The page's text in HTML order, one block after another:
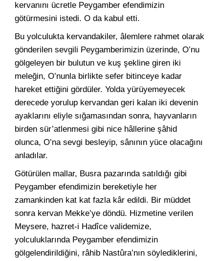
kervanını ücretle Peygamber efendimizin
götürmesini istedi. O da kabul etti.
Bu yolculukta kervandakiler, âlemlere rahmet olarak
gönderilen sevgili Peygamberimizin üzerinde, O’nu
gölgeleyen bir bulutun ve kuş şekline giren iki
meleğin, O’nunla birlikte sefer bitinceye kadar
hareket ettiğini gördüler. Yolda yürüyemeyecek
derecede yorulup kervandan geri kalan iki devenin
ayaklarını eliyle sığamasından sonra, hayvanların
birden sür’atlenmesi gibi nice hâllerine şâhid
olunca, O’na sevgi besleyip, sânının yüce olacağını
anladılar.
Götürülen mallar, Busra pazarında satıldığı gibi
Peygamber efendimizin bereketiyle her
zamankinden kat kat fazla kâr edildi. Bir müddet
sonra kervan Mekke’ye döndü. Hizmetine verilen
Meysere, hazret-i Hadîce validemize,
yolculuklarında Peygamber efendimizin
gölgelendirildiğini, râhib Nastûra’nın söylediklerini,